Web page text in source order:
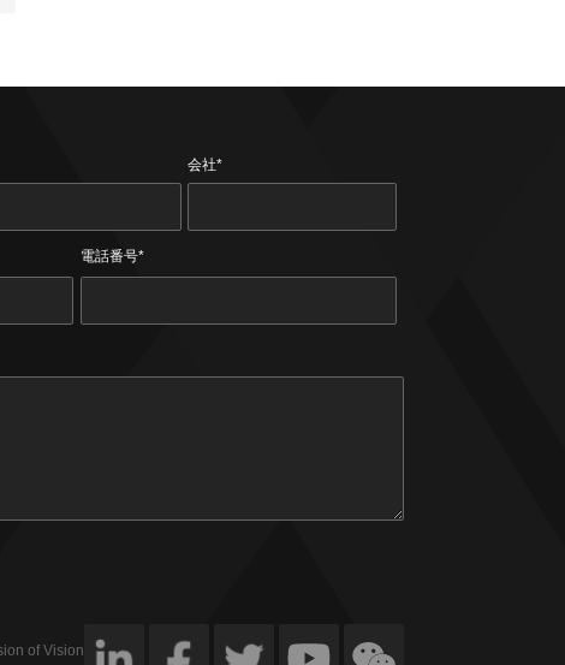
会社*
電話番号*
of VisionNav.